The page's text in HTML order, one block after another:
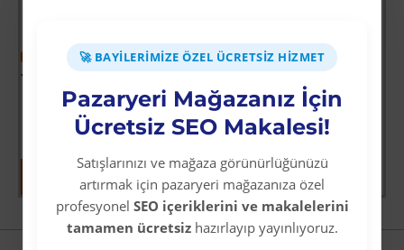
🚀 BAYILERIMIZE ÖZEL ÜCRETSIZ HIZMET
Pazaryeri Mağazanız İçin
Ücretsiz SEO Makalesi!
Satışlarınızı ve mağaza görünürlüğünüzü
artırmak için pazaryeri mağazanıza özel
profesyonel SEO içeriklerini ve makalelerini
tamamen ücretsizhazırlayıp yayınlıyoruz.
Üyelere Özel Fiyat
Üye Olunuz
-64 %
Üyelere Özel Fiyat
Üye Olunuz